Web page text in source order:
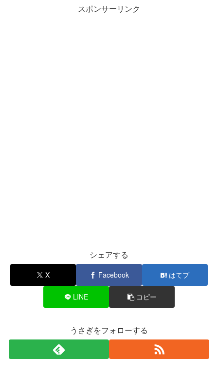
スポンサーリンク
シェアする
X Facebook はてブ
LINE コピー
うさぎをフォローする